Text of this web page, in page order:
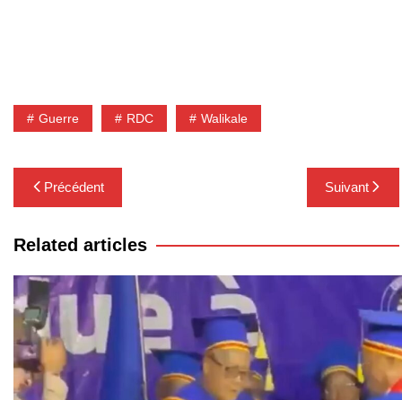
Guerre RDC Walikale
Navigation
de
l’article
Précédent Suivant
Related articles